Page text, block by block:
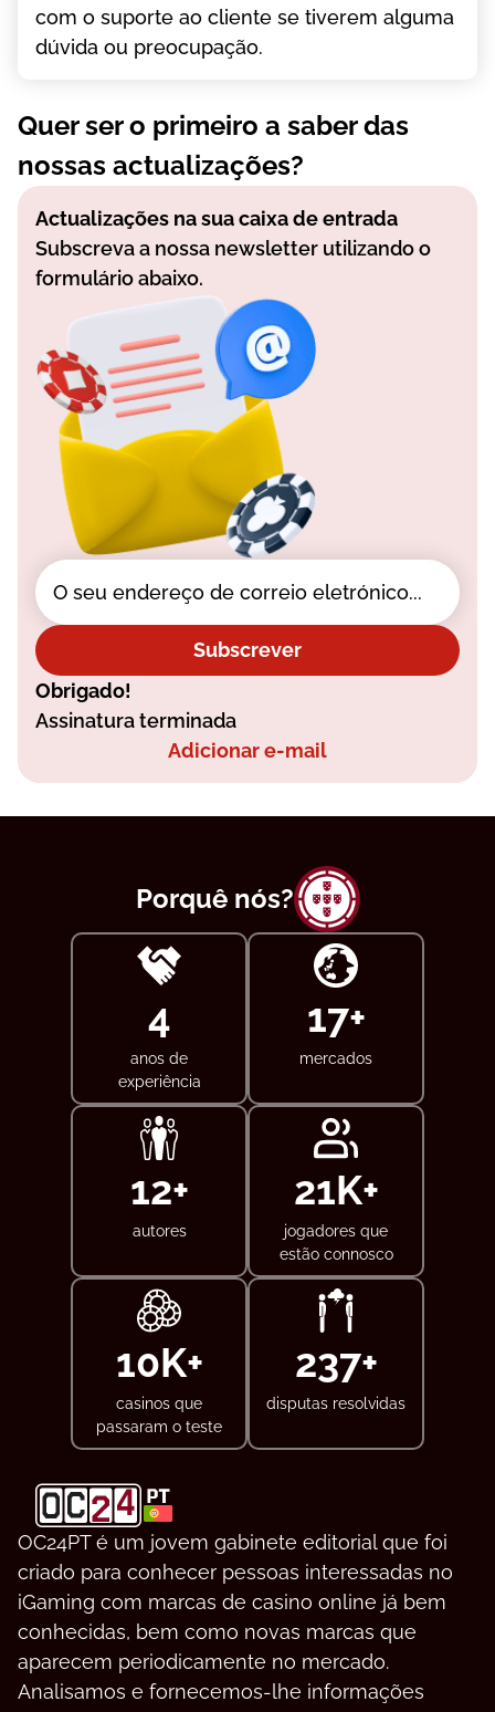
соm о suроrtе ао сlіеntе sе tіvеrеm аlgumа
dúvіdа оu рrеосuраçãо.
Quer ser o primeiro a saber das
nossas actualizações?
Actualizações na sua caixa de entrada
Subscreva a nossa newsletter utilizando o
formulário abaixo.
Subscrever
Obrigado!
Assinatura terminada
Adicionar e-mail
Porquê nós?
5
anos de
experiência
20+
mercados
15+
autores
25K+
jogadores que
estão connosco
12K+
casinos que
passaram o teste
300+
disputas resolvidas
OC24PT é um jovem gabinete editorial que foi
criado para conhecer pessoas interessadas no
iGaming com marcas de casino online já bem
conhecidas, bem como novas marcas que
aparecem periodicamente no mercado.
Analisamos e fornecemos-lhe informações